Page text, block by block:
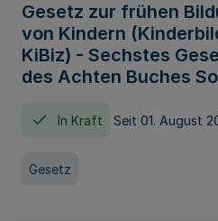
Gesetz zur frühen
von Kindern
KiBiz) - Sechstes
des Achten Buches
In Kraft Seit 01. August
Gesetz